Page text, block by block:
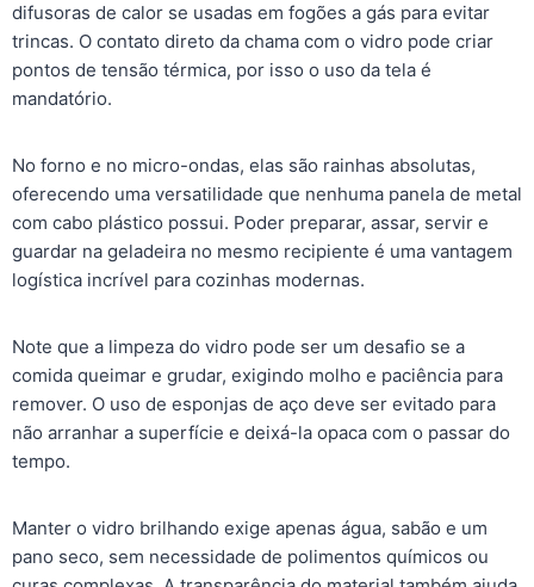
difusoras de calor se usadas em fogões a gás para evitar
trincas. O contato direto da chama com o vidro pode criar
pontos de tensão térmica, por isso o uso da tela é
mandatório.
No forno e no micro-ondas, elas são rainhas absolutas,
oferecendo uma versatilidade que nenhuma panela de metal
com cabo plástico possui. Poder preparar, assar, servir e
guardar na geladeira no mesmo recipiente é uma vantagem
logística incrível para cozinhas modernas.
Note que a limpeza do vidro pode ser um desafio se a
comida queimar e grudar, exigindo molho e paciência para
remover. O uso de esponjas de aço deve ser evitado para
não arranhar a superfície e deixá-la opaca com o passar do
tempo.
Manter o vidro brilhando exige apenas água, sabão e um
pano seco, sem necessidade de polimentos químicos ou